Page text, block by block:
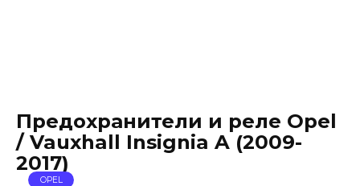
Предохранители и реле Opel
/ Vauxhall Insignia A (2009-
2017)
OPEL